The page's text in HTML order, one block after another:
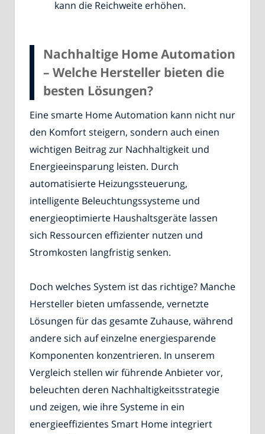
kann die Reichweite erhöhen.
Nachhaltige Home Automation
– Welche Hersteller bieten die
besten Lösungen?
Eine smarte Home Automation kann nicht nur
den Komfort steigern, sondern auch einen
wichtigen Beitrag zur Nachhaltigkeit und
Energieeinsparung leisten. Durch
automatisierte Heizungssteuerung,
intelligente Beleuchtungssysteme und
energieoptimierte Haushaltsgeräte lassen
sich Ressourcen effizienter nutzen und
Stromkosten langfristig senken.
Doch welches System ist das richtige? Manche
Hersteller bieten umfassende, vernetzte
Lösungen für das gesamte Zuhause, während
andere sich auf einzelne energiesparende
Komponenten konzentrieren. In unserem
Vergleich stellen wir führende Anbieter vor,
beleuchten deren Nachhaltigkeitsstrategie
und zeigen, wie ihre Systeme in ein
energieeffizientes Smart Home integriert